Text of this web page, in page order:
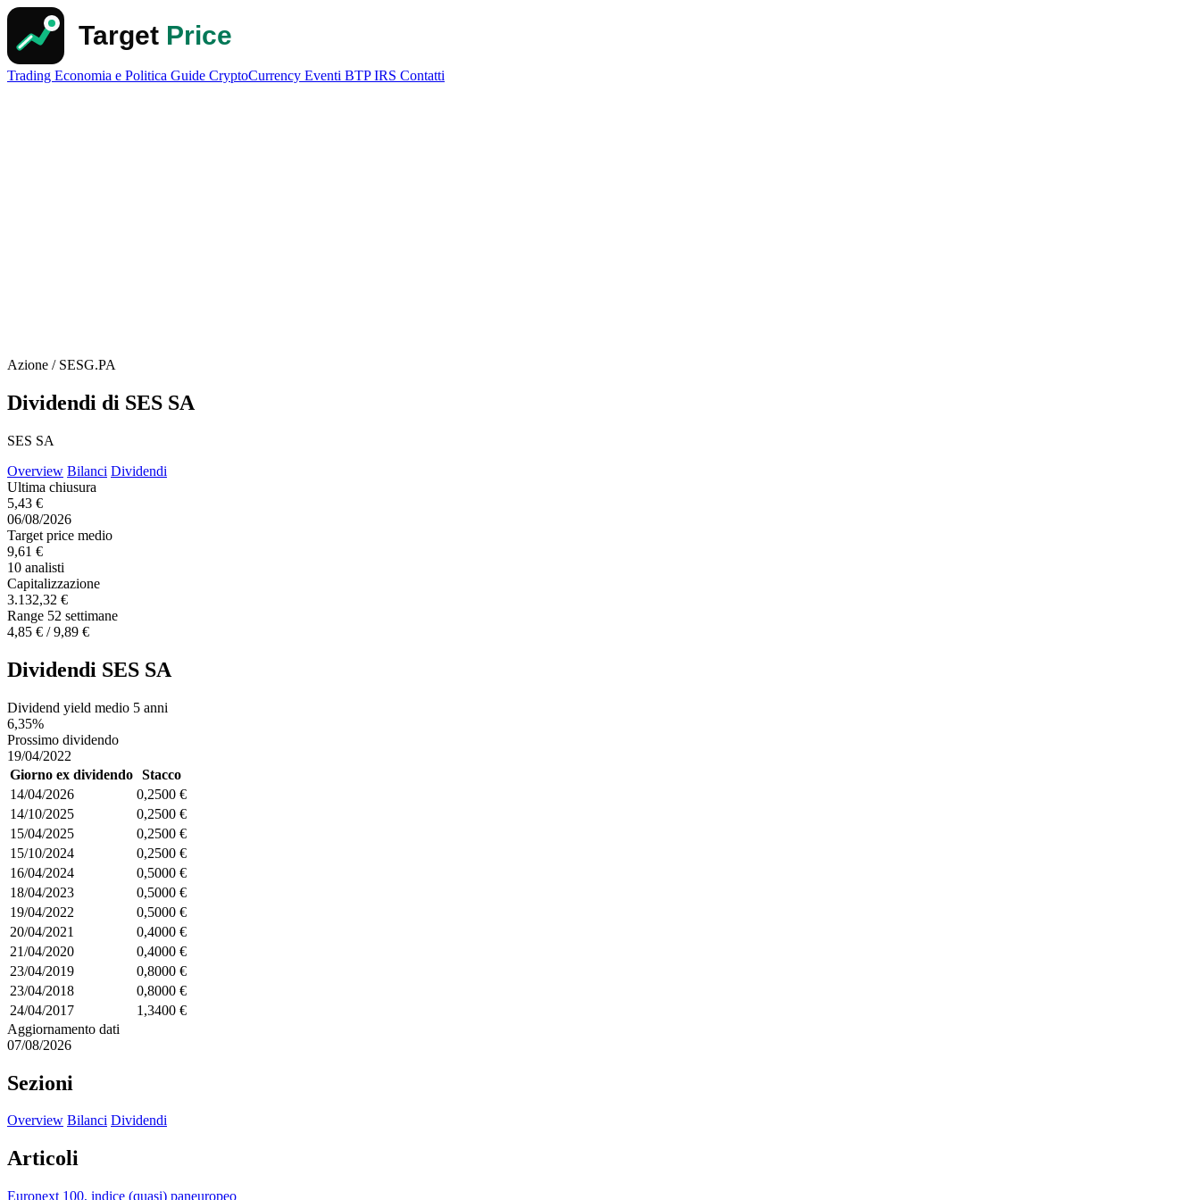
Trading Economia e Politica Guide CryptoCurrency Eventi BTPIRS Contatti
Azione / SESG.PA
Dividendi di SES SA
SES SA
Overview Bilanci Dividendi
Ultima chiusura
5,43 €
06/08/2026
Target price medio
9,61 €
10 analisti
Capitalizzazione
3.132,32 €
Range 52 settimane
4,85 € / 9,89 €
Dividendi SES SA
Dividend yield medio 5 anni
6,35%
Prossimo dividendo
19/04/2022
Giorno ex dividendo Stacco
14/04/2026
0,2500 €
14/10/2025
0,2500 €
15/04/2025
0,2500 €
15/10/2024
0,2500 €
16/04/2024
0,5000 €
18/04/2023
0,5000 €
19/04/2022
0,5000 €
20/04/2021
0,4000 €
21/04/2020
0,4000 €
23/04/2019
0,8000 €
23/04/2018
0,8000 €
24/04/2017
1,3400 €
Aggiornamento dati
07/08/2026
Sezioni
Overview Bilanci Dividendi
Articoli
Euronext 100, indice (quasi) paneuropeo